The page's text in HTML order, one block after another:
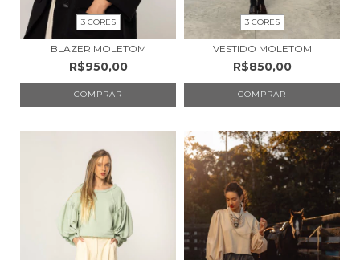
3 CORES
BLAZER MOLETOM
R$950,00
COMPRAR
3 CORES
VESTIDO MOLETOM
R$850,00
COMPRAR